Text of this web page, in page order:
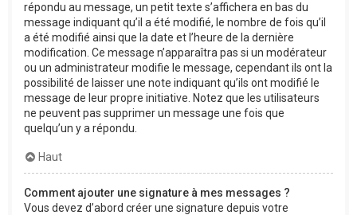
répondu au message, un petit texte s’affichera en bas du
message indiquant qu’il a été modifié, le nombre de fois qu’il
a été modifié ainsi que la date et l’heure de la dernière
modification. Ce message n’apparaîtra pas si un modérateur
ou un administrateur modifie le message, cependant ils ont la
possibilité de laisser une note indiquant qu’ils ont modifié le
message de leur propre initiative. Notez que les utilisateurs
ne peuvent pas supprimer un message une fois que
quelqu’un y a répondu.
Haut
Comment ajouter une signature à mes messages ?
Vous devez d’abord créer une signature depuis votre